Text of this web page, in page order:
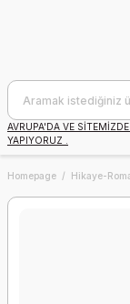
AVRUPA'DA VE
YAPIYORUZ .
Homepage Hikaye-